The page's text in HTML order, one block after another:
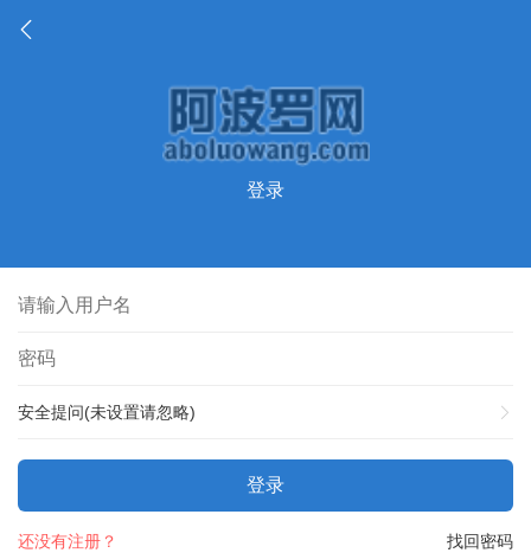
登录
安全提问(未设置请忽略)
登录
找回密码
还没有注册？